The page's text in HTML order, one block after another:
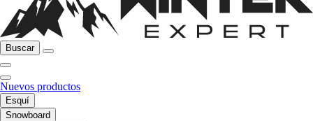
Buscar
Nuevos productos
Esquí
Snowboard